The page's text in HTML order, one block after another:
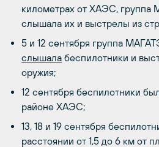
километрах от ХАЭС,
слышала их и выстрелы из
5 и 12 сентября группа
слышала беспилотники и
оружия;
12 сентября беспилотники
районе ХАЭС;
13, 18 и 19 сентября
расстоянии от 1,5 до 6 км